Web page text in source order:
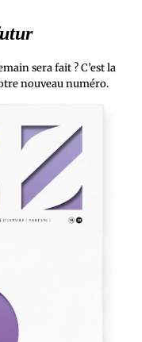
sera fait ? C’est la
nouveau numéro.